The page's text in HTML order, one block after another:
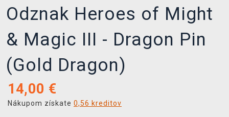
Odznak Heroes of Might
& Magic III - Dragon Pin
(Gold Dragon)
14,00 €
Nákupom získate 0,56 kreditov